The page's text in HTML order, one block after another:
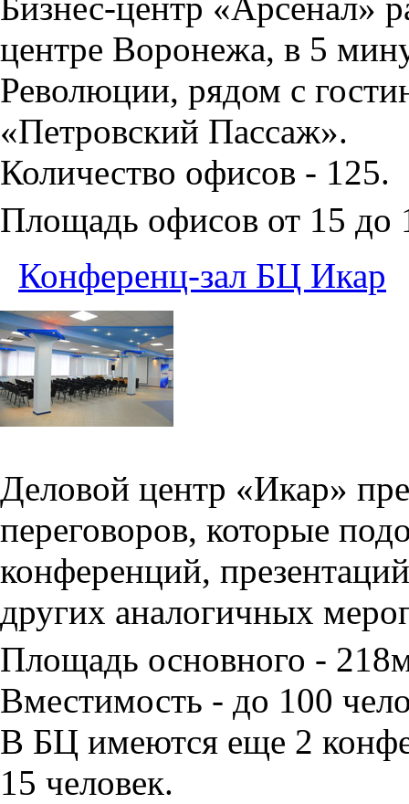
центре Воронежа, в 5
Революции, рядом с
«Петровский Пассаж».
Количество офисов - 125.
Площадь офисов от 15 до
Конференц-зал БЦ Икар
Деловой центр «Икар»
переговоров, которые
конференций,
других аналогичных
Площадь основного -
Вместимость - до 100
В БЦ имеются еще 2
15 человек.